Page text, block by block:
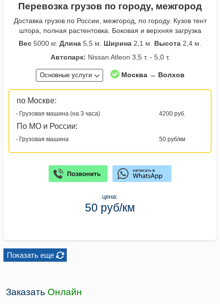
Перевозка грузов по городу, межгород
Доставка грузов по России, межгород, по городу. Кузов тент
штора, полная растентовка. Боковая и верхняя загрузка
Вес 5000 кг. Длина 5,5 м. Ширина 2,1 м. Высота 2,4 м.
Автопарк: Nissan Atleon 3,5 т. - 5,0 т.
Основные услуги Москва → Волхов
по Москве:
- Грузовая машина (на 3 часа) 4200 руб.
По МО и России:
- Грузовая машина 50 руб/км
цена:
50 руб/км
Показать еще
Заказать Онлайн